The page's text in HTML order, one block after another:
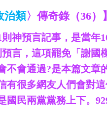
治類〉傳奇錄（36）】
神預言記事，是當年
言，這項罷免「謝國
不會通過?是本篇文章
有很多網友人們會對這
國民兩黨黨務上下。